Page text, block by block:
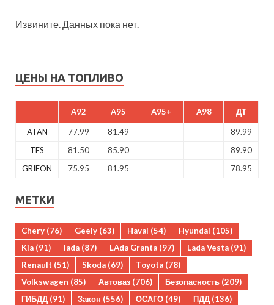
Извините. Данных пока нет.
ЦЕНЫ НА ТОПЛИВО
A92 A95 A95+ A98 ДТ
ATAN 77.99 81.49
89.99
TES
81.50 85.90
89.90
GRIFON
75.95 81.95 78.95
МЕТКИ
Chery (76) Geely (63) Haval (54) Hyundai (105)
Kia (91) lada (87) LAda Granta (97) Lada Vesta (91)
Renault (51) Skoda (69) Toyota (78)
Volkswagen (85) Автоваз (706) Безопасность (209)
ГИБДД (91) Закон (556) ОСАГО (49) ПДД (136)